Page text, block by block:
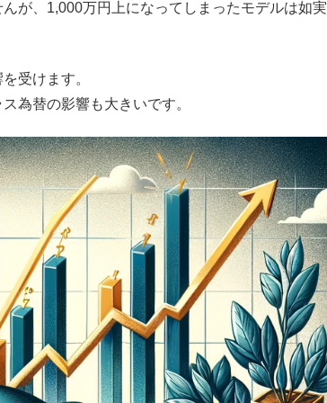
が、1,000万円上になってしまったモデルは如実
受けます。
為替の影響も大きいです。